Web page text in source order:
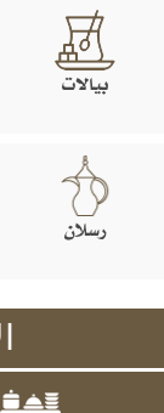
بيالات
رسلان